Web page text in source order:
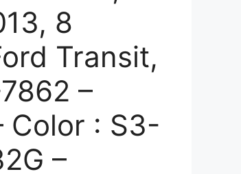
8
Transit,
–
Color : S3-
–